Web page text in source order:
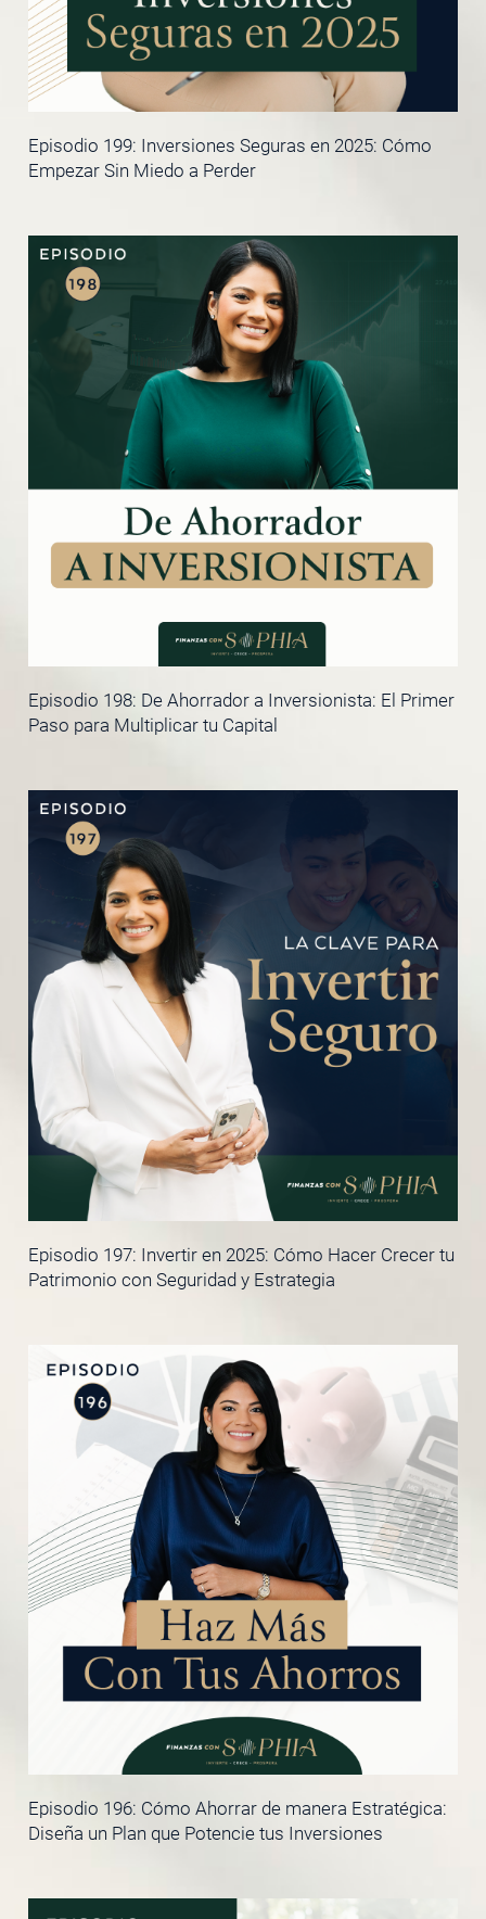
Episodio 199: Inversiones Seguras en 2025: Cómo
Empezar Sin Miedo a Perder
Episodio 198: De Ahorrador a Inversionista: El Primer
Paso para Multiplicar tu Capital
Episodio 197: Invertir en 2025: Cómo Hacer Crecer tu
Patrimonio con Seguridad y Estrategia
Episodio 196: Cómo Ahorrar de manera Estratégica:
Diseña un Plan que Potencie tus Inversiones